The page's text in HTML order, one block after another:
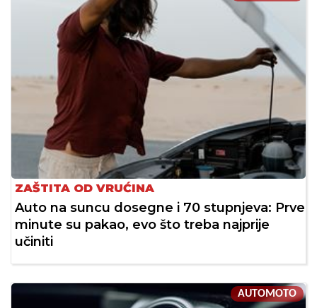
ZAŠTITA OD VRUĆINA
Auto na suncu dosegne i 70 stupnjeva: Prve
minute su pakao, evo što treba najprije
učiniti
AUTOMOTO